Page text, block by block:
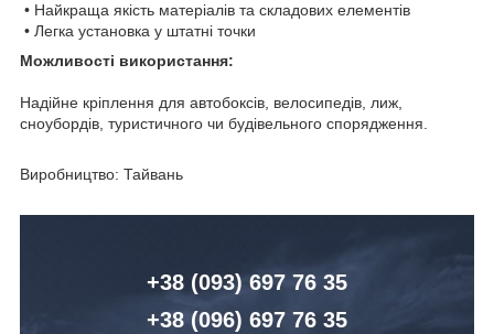
• Найкраща якість матеріалів та складових елементів
• Легка установка у штатні точки
Можливості використання:
Надійне кріплення для автобоксів, велосипедів, лиж,
сноубордів, туристичного чи будівельного спорядження.
Виробництво: Тайвань
+38 (093) 697 76 35
+38 (096) 697 76 35